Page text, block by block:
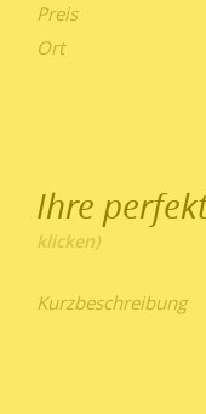
Preis
Ort
Ihre
Kurzbeschreibung